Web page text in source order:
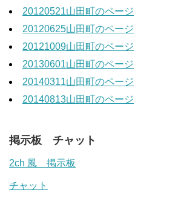
20120521山田町のページ
20120625山田町のページ
20121009山田町のページ
20130601山田町のページ
20140311山田町のページ
20140813山田町のページ
掲示板 チャット
2ch 風 掲示板
チャット